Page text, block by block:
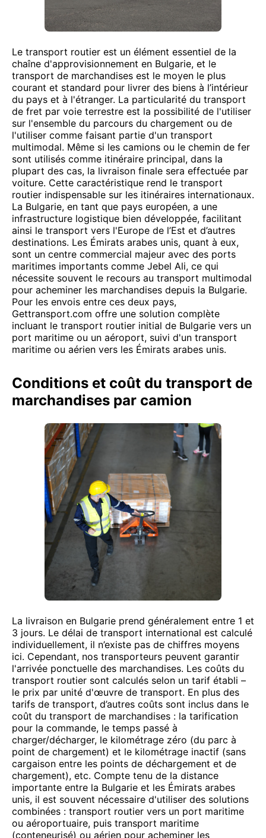
Le transport routier est un élément essentiel de la
chaîne d'approvisionnement en Bulgarie, et le
transport de marchandises est le moyen le plus
courant et standard pour livrer des biens à l’intérieur
du pays et à l'étranger. La particularité du transport
de fret par voie terrestre est la possibilité de l'utiliser
sur l'ensemble du parcours du chargement ou de
l'utiliser comme faisant partie d'un transport
multimodal. Même si les camions ou le chemin de fer
sont utilisés comme itinéraire principal, dans la
plupart des cas, la livraison finale sera effectuée par
voiture. Cette caractéristique rend le transport
routier indispensable sur les itinéraires internationaux.
La Bulgarie, en tant que pays européen, a une
infrastructure logistique bien développée, facilitant
ainsi le transport vers l'Europe de l’Est et d’autres
destinations. Les Émirats arabes unis, quant à eux,
sont un centre commercial majeur avec des ports
maritimes importants comme Jebel Ali, ce qui
nécessite souvent le recours au transport multimodal
pour acheminer les marchandises depuis la Bulgarie.
Pour les envois entre ces deux pays,
Gettransport.com offre une solution complète
incluant le transport routier initial de Bulgarie vers un
port maritime ou un aéroport, suivi d'un transport
maritime ou aérien vers les Émirats arabes unis.
Conditions et coût du transport de
marchandises par camion
La livraison en Bulgarie prend généralement entre 1 et
3 jours. Le délai de transport international est calculé
individuellement, il n’existe pas de chiffres moyens
ici. Cependant, nos transporteurs peuvent garantir
l'arrivée ponctuelle des marchandises. Les coûts du
transport routier sont calculés selon un tarif établi –
le prix par unité d'œuvre de transport. En plus des
tarifs de transport, d’autres coûts sont inclus dans le
coût du transport de marchandises : la tarification
pour la commande, le temps passé à
charger/décharger, le kilométrage zéro (du parc à
point de chargement) et le kilométrage inactif (sans
cargaison entre les points de déchargement et de
chargement), etc. Compte tenu de la distance
importante entre la Bulgarie et les Émirats arabes
unis, il est souvent nécessaire d'utiliser des solutions
combinées : transport routier vers un port maritime
ou aéroportuaire, puis transport maritime
(conteneurisé) ou aérien pour acheminer les